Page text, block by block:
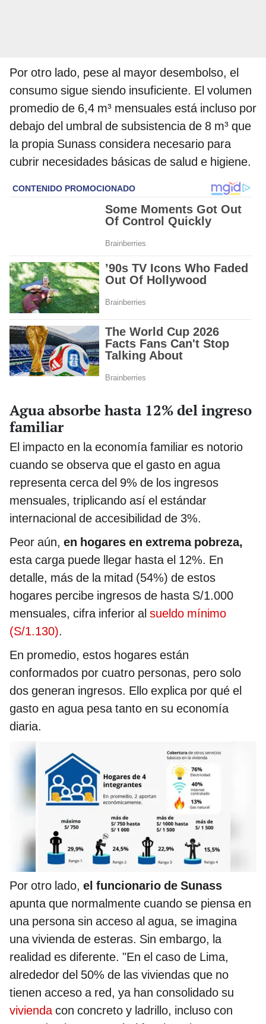
Por otro lado, pese al mayor desembolso, el
consumo sigue siendo insuficiente. El volumen
promedio de 6,4 m³ mensuales está incluso por
debajo del umbral de subsistencia de 8 m³ que
la propia Sunass considera necesario para
cubrir necesidades básicas de salud e higiene.
Agua absorbe hasta 12% del ingreso
familiar
El impacto en la economía familiar es notorio
cuando se observa que el gasto en agua
representa cerca del 9% de los ingresos
mensuales, triplicando así el estándar
internacional de accesibilidad de 3%.
Peor aún, en hogares en extrema pobreza,
esta carga puede llegar hasta el 12%. En
detalle, más de la mitad (54%) de estos
hogares percibe ingresos de hasta S/1.000
mensuales, cifra inferior al sueldo mínimo
(S/1.130).
En promedio, estos hogares están
conformados por cuatro personas, pero solo
dos generan ingresos. Ello explica por qué el
gasto en agua pesa tanto en su economía
diaria.
Por otro lado, el funcionario de Sunass
apunta que normalmente cuando se piensa en
una persona sin acceso al agua, se imagina
una vivienda de esteras. Sin embargo, la
realidad es diferente. "En el caso de Lima,
alrededor del 50% de las viviendas que no
tienen acceso a red, ya han consolidado su
viviendacon concreto y ladrillo, incluso con